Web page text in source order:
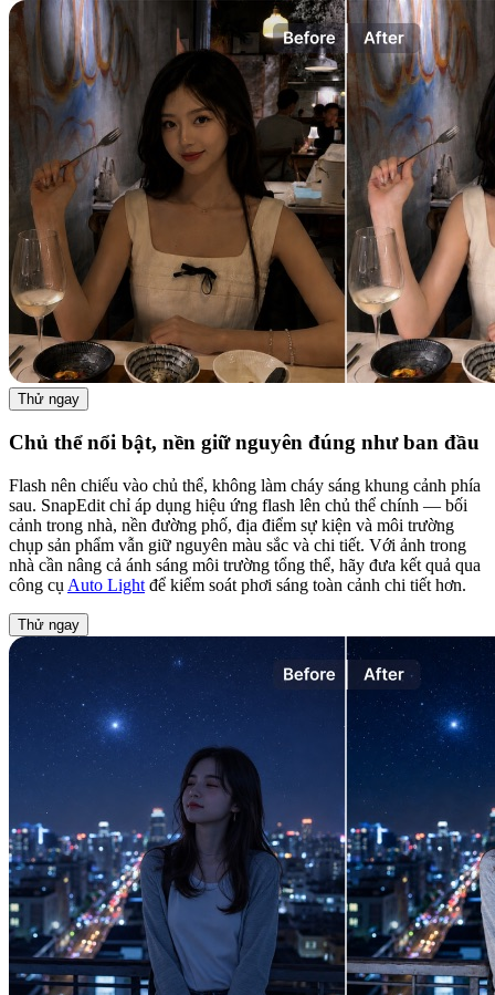
Thử ngay
Chủ thể nổi bật, nền giữ nguyên đúng như ban đầu
Flash nên chiếu vào chủ thể, không làm cháy sáng khung cảnh phía
sau. SnapEdit chỉ áp dụng hiệu ứng flash lên chủ thể chính — bối
cảnh trong nhà, nền đường phố, địa điểm sự kiện và môi trường
chụp sản phẩm vẫn giữ nguyên màu sắc và chi tiết. Với ảnh trong
nhà cần nâng cả ánh sáng môi trường tổng thể, hãy đưa kết quả qua
công cụ Auto Light để kiểm soát phơi sáng toàn cảnh chi tiết hơn.
Thử ngay